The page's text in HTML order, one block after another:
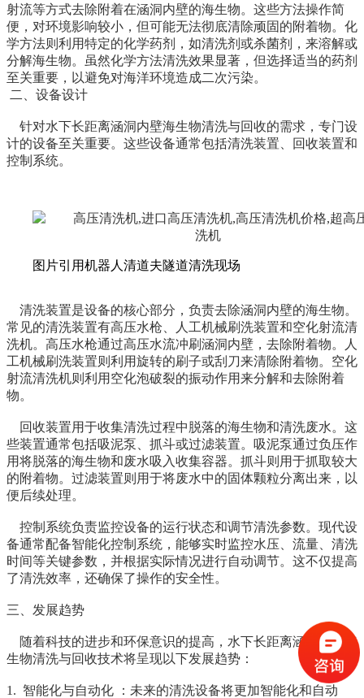
射流等方式去除附着在涵洞内壁的海生物。这些方法操作简
便，对环境影响较小，但可能无法彻底清除顽固的附着物。化
学方法则利用特定的化学药剂，如清洗剂或杀菌剂，来溶解或
分解海生物。虽然化学方法清洗效果显著，但选择适当的药剂
至关重要，以避免对海洋环境造成二次污染。
二、设备设计
针对水下长距离涵洞内壁海生物清洗与回收的需求，专门设
计的设备至关重要。这些设备通常包括清洗装置、回收装置和
控制系统。
图片引用机器人清道夫隧道清洗现场
清洗装置是设备的核心部分，负责去除涵洞内壁的海生物。
常见的清洗装置有高压水枪、
人工机械刷洗装置和空化射流清
洗机。高压水枪通过高压水流冲刷涵洞内壁，去除附着物。
人
工机械刷洗装置则利用旋转的刷子或刮刀来清除附着物。 空化
射流清洗机则利用 空化泡破裂的振动作用来分解和去除附着
物。
回收装置用于收集清洗过程中脱落的海生物和清洗废水。这
些装置通常包括吸泥泵、抓斗或过滤装置。吸泥泵通过负压作
用将脱落的海生物和废水吸入收集容器。抓斗则用于抓取较大
的附着物。过滤装置则用于将废水中的固体颗粒分离出来，以
便后续处理。
控制系统负责监控设备的运行状态和调节清洗参数。现代设
备通常配备智能化控制系统，能够实时监控水压、流量、清洗
时间等关键参数，并根据实际情况进行自动调节。这不仅提高
了清洗效率，还确保了操作的安全性。
三 、发展趋势
随着科技的进步和环保意识的提高，水下长距离涵洞内壁海
生物清洗与回收技术将呈现以下发展趋势：
1. 智能化与自动化
：未来的清洗设备将更加智能化和自动